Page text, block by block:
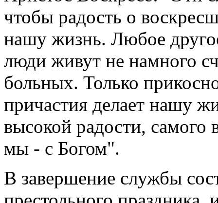
чтобы радость о
нашу жизнь. Любое
люди живут не намного
больных. Только
причастия делает нашу
высокой радости, самого
мы - с Богом".
В завершение службы